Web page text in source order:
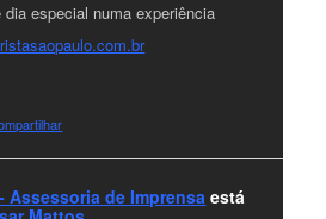
especial numa experiência
Assessoria de Imprensa está